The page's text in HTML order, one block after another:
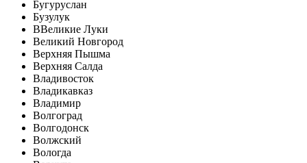
Бугуруслан
Бузулук
ВВеликие Луки
Великий Новгород
Верхняя Пышма
Верхняя Салда
Владивосток
Владикавказ
Владимир
Волгоград
Волгодонск
Волжский
Вологда